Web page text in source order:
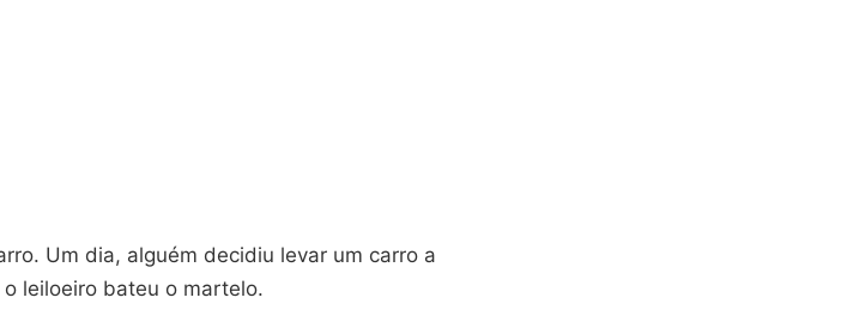
Um dia, alguém decidiu levar um carro a
leiloeiro bateu o martelo.